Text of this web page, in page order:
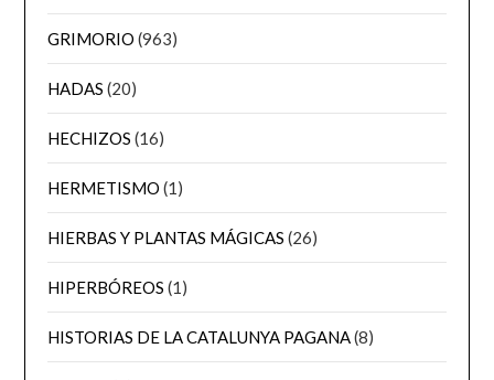
GRIMORIO (963)
HADAS (20)
HECHIZOS (16)
HERMETISMO (1)
HIERBAS Y PLANTAS MÁGICAS (26)
HIPERBÓREOS (1)
HISTORIAS DE LA CATALUNYA PAGANA(8)